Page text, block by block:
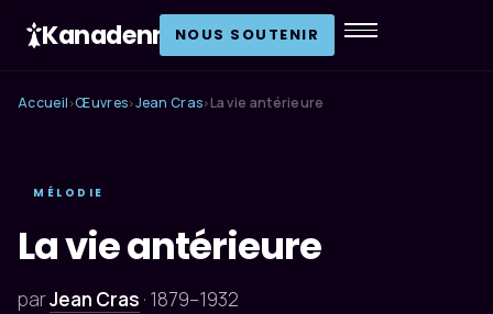
Kanadenn NOUS SOUTENIR
Accueil ›Œuvres›Jean Cras›La vie antérieure
MÉLODIE
La vie antérieure
parJean Cras · 1879–1932